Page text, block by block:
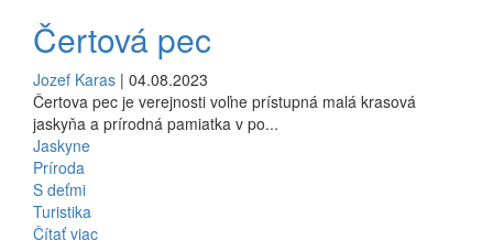
Čertová pec
Jozef Karas | 04.08.2023
Čertova pec je verejnosti voľne prístupná malá krasová
jaskyňa a prírodná pamiatka v po...
Jaskyne
Príroda
S deťmi
Turistika
Čítať viac